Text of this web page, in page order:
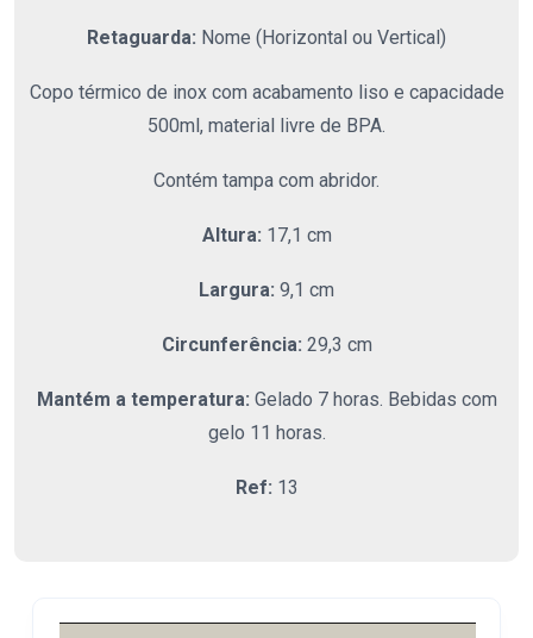
Retaguarda: Nome (Horizontal ou Vertical)
Copo térmico de inox com acabamento liso e capacidade
500ml, material livre de BPA.
Contém tampa com abridor.
Altura: 17,1 cm
Largura: 9,1 cm
Circunferência: 29,3 cm
Mantém a temperatura: Gelado 7 horas. Bebidas com
gelo 11 horas.
Ref: 13